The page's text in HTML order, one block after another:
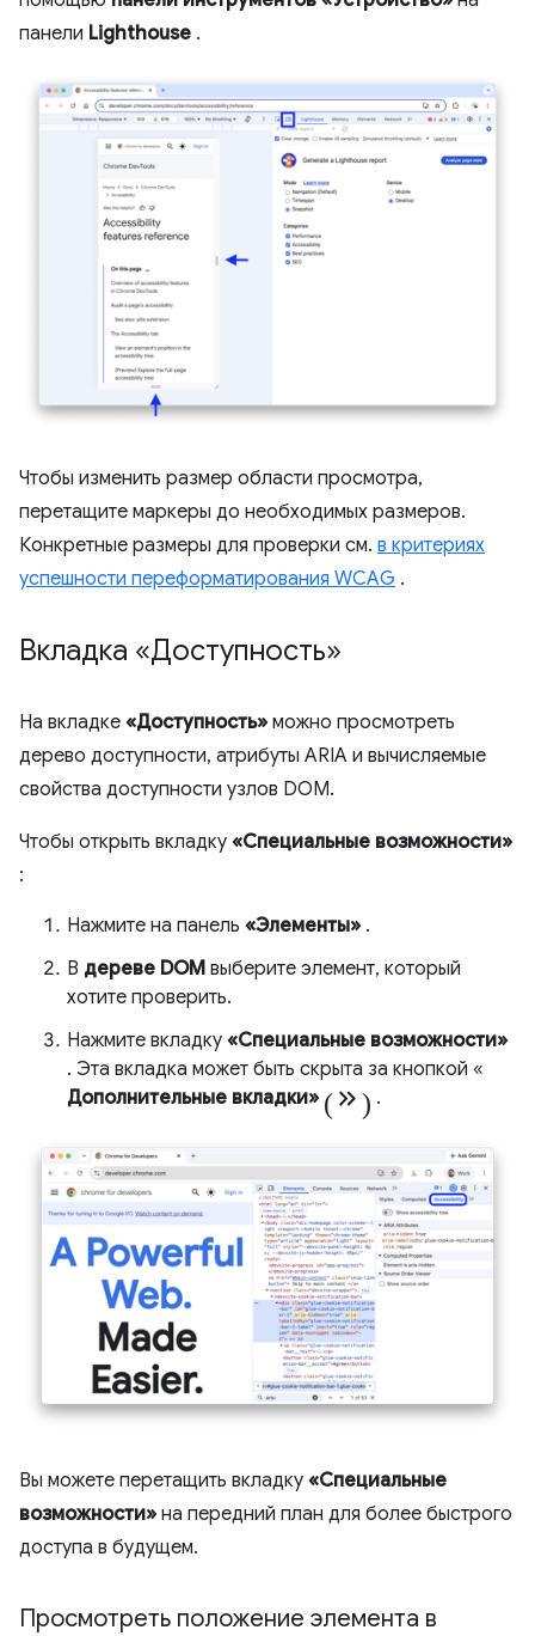
панели Lighthouse .
Чтобы изменить размер области просмотра,
перетащите маркеры до необходимых размеров.
Конкретные размеры для проверки см. в критериях
успешности переформатирования WCAG .
Вкладка «Доступность»
На вкладке «Доступность» можно просмотреть
дерево доступности, атрибуты ARIA и вычисляемые
свойства доступности узлов DOM.
Чтобы открыть вкладку «Специальные возможности»
:
Нажмите на панель «Элементы» .
В дереве DOM выберите элемент, который
хотите проверить.
Нажмите вкладку «Специальные возможности»
. Эта вкладка может быть скрыта за кнопкой «
Дополнительные вкладки» (keyboard_double_arrow_right) .
Вы можете перетащить вкладку «Специальные
возможности» на передний план для более быстрого
доступа в будущем.
Просмотреть положение элемента в